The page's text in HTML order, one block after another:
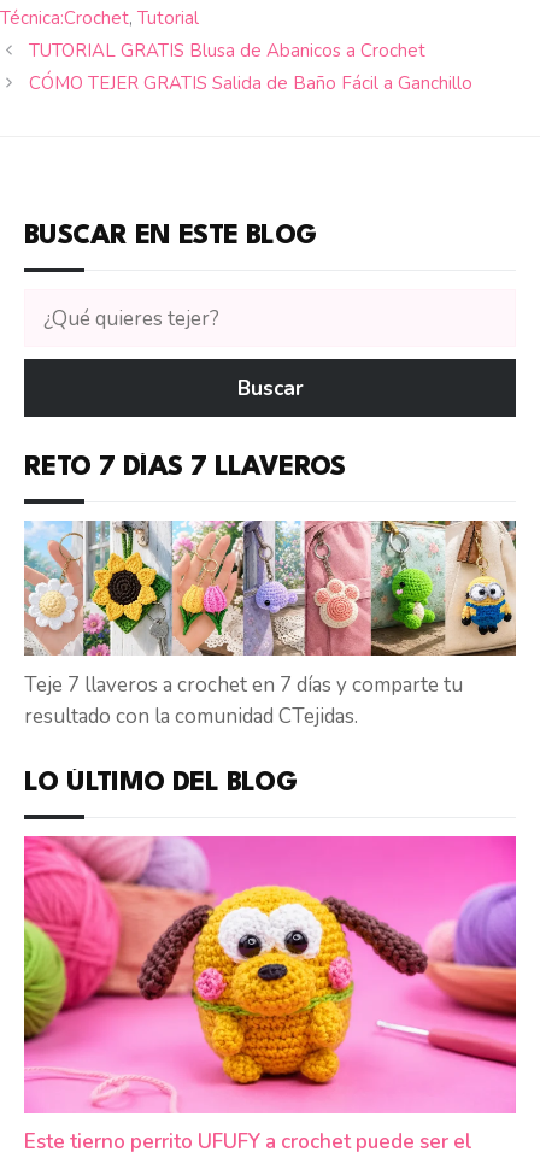
Técnica:Crochet, Tutorial
TUTORIAL GRATIS Blusa de Abanicos a Crochet
CÓMO TEJER GRATIS Salida de Baño Fácil a Ganchillo
BUSCAR EN ESTE BLOG
Buscar
tutoriales
en
Buscar
RETO 7 DÍAS 7 LLAVEROS
Teje 7 llaveros a crochet en 7 días y comparte tu
resultado con la comunidad CTejidas.
LO ÚLTIMO DEL BLOG
Este tierno perrito UFUFY a crochet puede ser el